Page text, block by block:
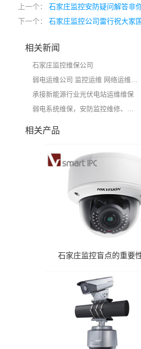
上一个：石家庄监控安防疑问解答非
下一个：石家庄监控公司雷行祝大家
相关新闻
石家庄监控维保公司
承接新能源行业光伏电站运维维保
相关产品
石家庄监控盲点的重要